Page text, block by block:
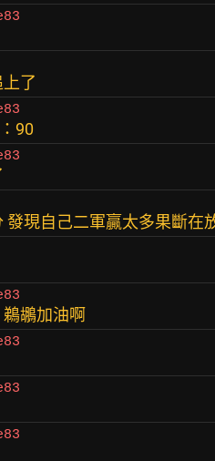
了
90
發現自己二軍贏太多果斷在
鶘加油啊